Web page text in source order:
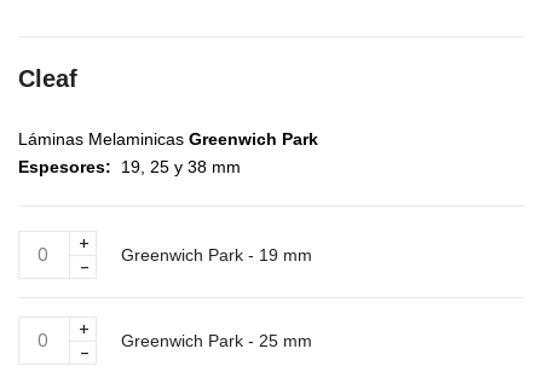
Cleaf
Láminas Melaminicas Greenwich Park
Espesores:
19, 25 y 38 mm
Greenwich
Park
mm
Greenwich Park - 19 mm
Greenwich
Park
Greenwich Park - 25 mm